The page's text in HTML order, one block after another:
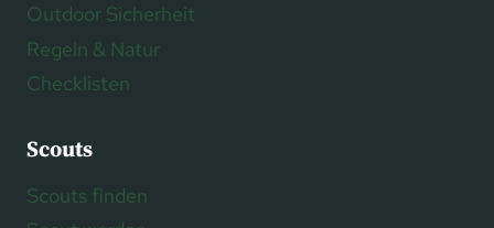
Outdoor Sicherheit
Regeln & Natur
Checklisten
Scouts
Scouts finden